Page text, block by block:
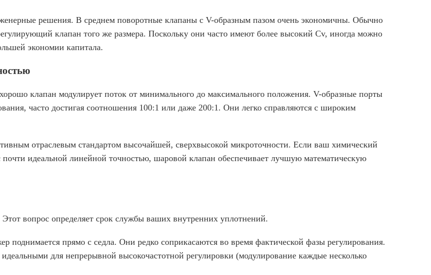
решения. В среднем поворотные клапаны с V-образным пазом очень экономичны. Обычно
клапан того же размера. Поскольку они часто имеют более высокий Cv, иногда можно
экономии капитала.
клапан модулирует поток от минимального до максимального положения. V-образные порты
часто достигая соотношения 100:1 или даже 200:1. Они легко справляются с широким
отраслевым стандартом высочайшей, сверхвысокой микроточности. Если ваш химический
почти идеальной линейной точностью, шаровой клапан обеспечивает лучшую математическую
вопрос определяет срок службы ваших внутренних уплотнений.
поднимается прямо с седла. Они редко соприкасаются во время фактической фазы регулирования.
идеальными для непрерывной высокочастотной регулировки (модулирование каждые несколько